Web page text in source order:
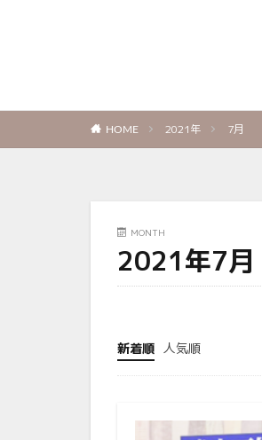
HOME 2021年 7月
MONTH
2021年7月
新着順 人気順